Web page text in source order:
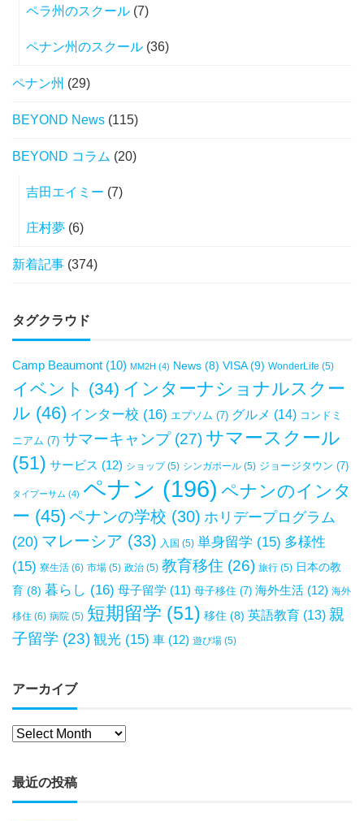
ペラ州のスクール (7)
ペナン州のスクール (36)
ペナン州 (29)
BEYOND News (115)
BEYOND コラム (20)
吉田エイミー (7)
庄村夢 (6)
新着記事 (374)
タグクラウド
Camp Beaumont (10) MM2H (4) News (8) VISA(9) WonderLife (5)
イベント (34) インターナショナルスクー
ル (46) インター校 (16) エプソム (7) グルメ (14) コンドミ
ニアム (7) サマーキャンプ(27) サマースクール
(51) サービス (12) ショップ(5) シンガポール (5) ジョージタウン (7)
タイプーサム (4) ペナン (196) ペナンのインタ
ー (45) ペナンの学校 (30) ホリデープログラム
(20) マレーシア (33) 入国 (5) 単身留学 (15) 多様性
(15) 寮生活 (6) 市場 (5) 政治 (5) 教育移住 (26) 旅行 (5) 日本の教
育 (8) 暮らし (16) 母子留学 (11) 母子移住 (7) 海外生活 (12) 海外
移住 (6) 病院 (5) 短期留学 (51) 移住 (8) 英語教育 (13) 親
子留学 (23) 観光 (15) 車 (12) 遊び場 (5)
アーカイブ
最近の投稿